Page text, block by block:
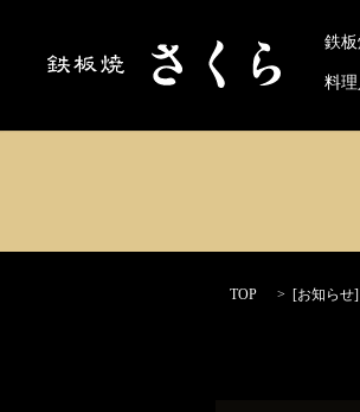
鉄
料
TOP [お知らせ]